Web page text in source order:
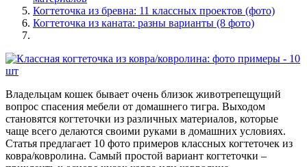
Когтеточка из бревна: 11 классных проектов (фото)
Когтеточка из каната: разны варианты (8 фото)
Владельцам кошек бывает очень близок животрепещущий
вопрос спасения мебели от домашнего тигра. Выходом
становятся когтеточки из различных материалов, которые
чаще всего делаются своими руками в домашних условиях.
Статья предлагает 10 фото примеров классных когтеточек из
ковра/ковролина. Самый простой вариант когтеточки –